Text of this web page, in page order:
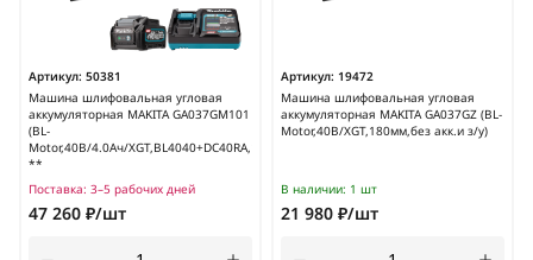
Артикул: 50381
Машина шлифовальная угловая
аккумуляторная MAKITA GA037GM101
(BL-
Motor,40В/4.0Ач/XGT,BL4040+DC40RA,180мм)
**
Поставка: 3–5 рабочих дней
47 260 ₽/шт
Артикул: 19472
Машина шлифовальная угловая
аккумуляторная MAKITA GA037GZ (BL-
Motor,40В/XGT,180мм,без акк.и з/у)
В наличии: 1 шт
21 980 ₽/шт